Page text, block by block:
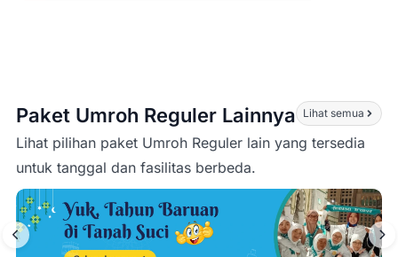
Paket Umroh Reguler Lainnya Lihat semua
Lihat pilihan paket Umroh Reguler lain yang tersedia
untuk tanggal dan fasilitas berbeda.